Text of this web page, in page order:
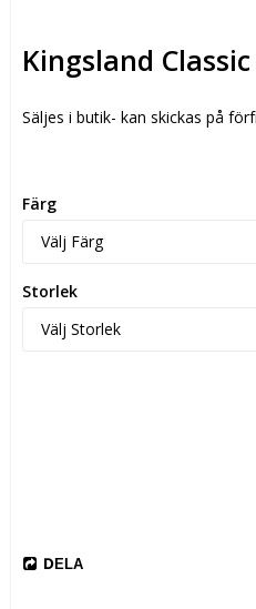
Kingsland
Säljes i butik- kan skickas på
Färg
Storlek
DELA